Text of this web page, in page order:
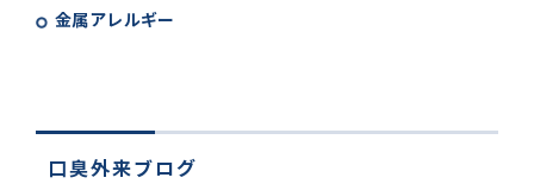
金属アレルギー
口臭外来ブログ